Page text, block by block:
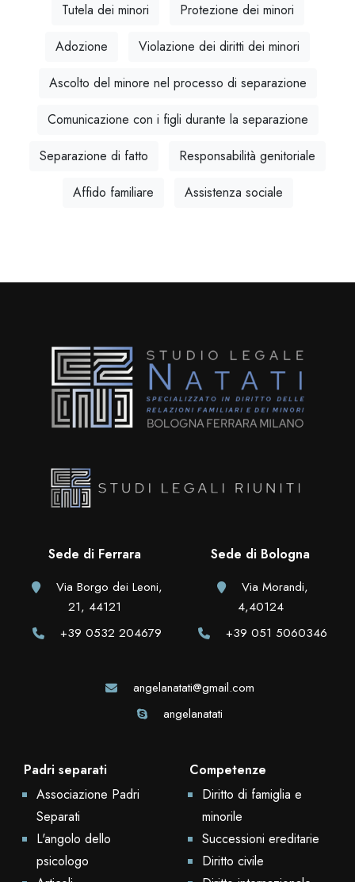
Tutela dei minori
Protezione dei minori
Adozione
Violazione dei diritti dei minori
Ascolto del minore nel processo di separazione
Comunicazione con i figli durante la separazione
Separazione di fatto
Responsabilità genitoriale
Affido familiare
Assistenza sociale
Sede di Ferrara
Via Borgo dei Leoni,
21, 44121
+39 0532 204679
Sede di Bologna
Via Morandi,
4,40124
+39 051 5060346
angelanatati@gmail.com
angelanatati
Padri separati
Associazione Padri
Separati
L'angolo dello
psicologo
Competenze
Diritto di famiglia e
minorile
Successioni ereditarie
Diritto civile